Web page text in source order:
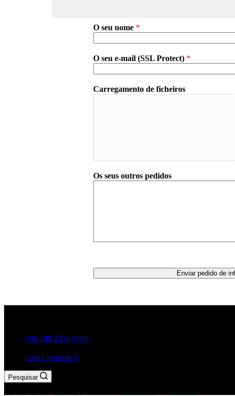
O seu nome *
O seu e-mail (SSL Protect) *
Carregamento de ficheiros
Os seus outros pedidos
Enviar pedido de
+86 188 2350 9990
[email protected]
Pesquisar